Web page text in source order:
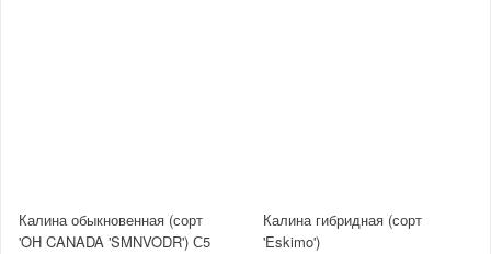
Калина обыкновенная (сорт
'OH CANADA 'SMNVODR') С5
Калина гибридная (сорт
'Eskimo')